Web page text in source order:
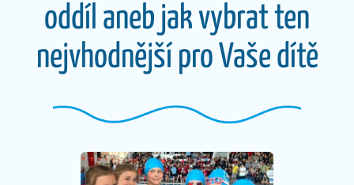
oddíl aneb jak vybrat ten
nejvhodnější pro Vaše dítě